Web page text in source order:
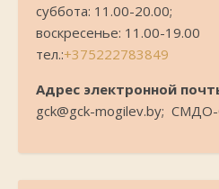
суббота: 11.00-20.00;
воскресенье: 11.00-19.00
тел.:+375222783849
Адрес электронной
gck@gck-mogilev.by;